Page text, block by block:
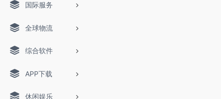
国际服务
全球物流
综合软件
APP下载
休闲娱乐